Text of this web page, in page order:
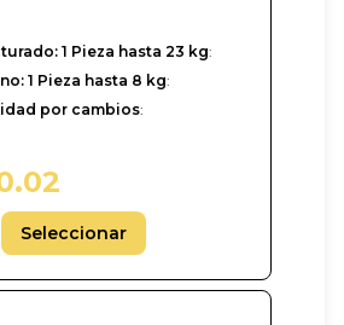
1 Pieza hasta 23 kg:
1 Pieza hasta 8 kg:
por cambios:
Seleccionar